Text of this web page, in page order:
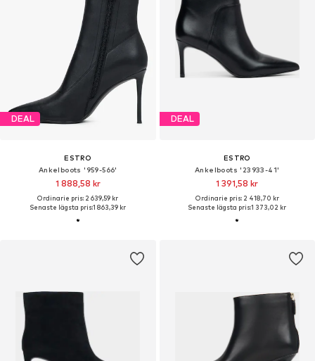
DEAL
ESTRO
Ankelboots '959-566'
1 888,58 kr
Ordinarie pris: 2 639,59 kr
Senaste lägsta pris:1 863,39 kr
DEAL
ESTRO
Ankelboots '23933-41'
1 391,58 kr
Ordinarie pris: 2 418,70 kr
Senaste lägsta pris:1 373,02 kr